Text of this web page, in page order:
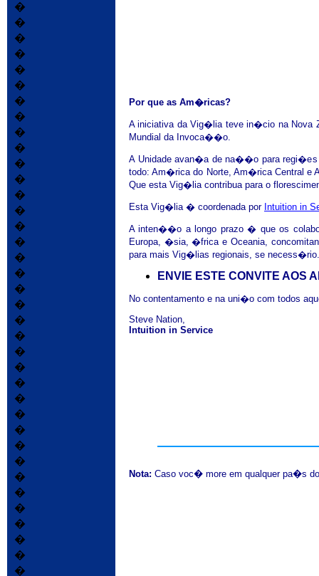
Por que as Am�ricas?
A iniciativa da Vig�lia teve in�cio na Nova
Mundial da Invoca��o.
A Unidade avan�a de na��o para regi�es
todo: Am�rica do Norte, Am�rica Central e
Que esta Vig�lia contribua para o
Esta Vig�lia � coordenada por Intuition in
A inten��o a longo prazo � que os
Europa, �sia, �frica e Oceania,
para mais Vig�lias regionais, se
ENVIE ESTE CONVITE AOS
No contentamento e na uni�o com todos
Steve Nation,
Intuition in Service
Nota: Caso voc� more em qualquerpa�s do
�
�
�
�
�
�
�
�
�
�
�
�
�
�
�
�
�
�
�
�
�
�
�
�
�
�
�
�
�
�
�
�
�
�
�
�
�